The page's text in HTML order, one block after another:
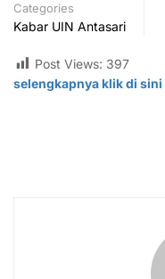
Categories
Kabar UIN Antasari
Post Views: 397
selengkapnya klik di sini